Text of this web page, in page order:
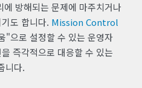
방해되는 문제에 마주치거나
도 합니다. Mission Control
"으로 설정할 수 있는 운영자
즉각적으로 대응할 수 있는
니다.